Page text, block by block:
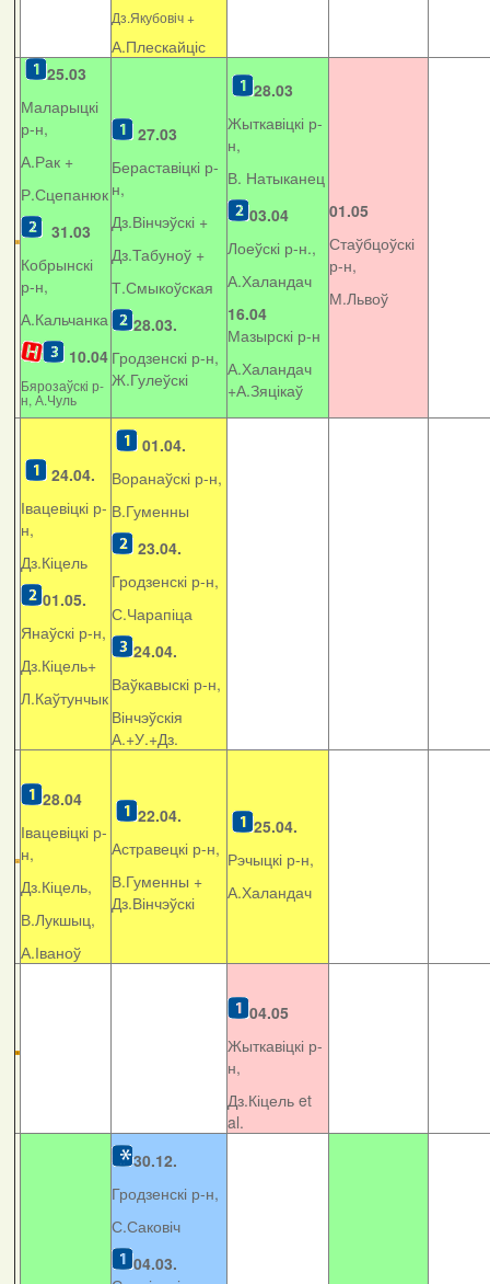
Дз.Якубовіч +
А.Плескайціс
25.03
Маларыцкі
р-н,
А.Рак +
Р.Сцепанюк
31.03
Кобрынскі
р-н,
А.Кальчанка
10.04
Бярозаўскі р-
н, А.Чуль
27.03
Бераставіцкі р-
н,
Дз.Вінчэўскі +
Дз.Табуноў +
Т.Смыкоўская
28.03.
Гродзенскі р-н,
Ж.Гулеўскі
28.03
Жыткавіцкі р-
н,
В. Натыканец
03.04
Лоеўскі р-н.,
А.Халандач
16.04
Мазырскі р-н
А.Халандач
+А.Зяцікаў
01.05
Стаўбцоўскі
р-н,
М.Львоў
24.04.
Івацевіцкі р-
н,
Дз.Кіцель
01.05.
Янаўскі р-н,
Дз.Кіцель+
Л.Каўтунчык
01.04.
Воранаўскі р-н,
В.Гуменны
23.04.
Гродзенскі р-н,
С.Чарапіца
24.04.
Ваўкавыскі р-н,
Вінчэўскія
А.+У.+Дз.
28.04
Івацевіцкі р-
н,
Дз.Кіцель,
В.Лукшыц,
А.Іваноў
22.04.
Астравецкі р-н,
В.Гуменны +
Дз.Вінчэўскі
25.04.
Рэчыцкі р-н,
А.Халандач
04.05
Жыткавіцкі р-
н,
Дз.Кіцель et
al.
30.12.
Гродзенскі р-н,
С.Саковіч
04.03.